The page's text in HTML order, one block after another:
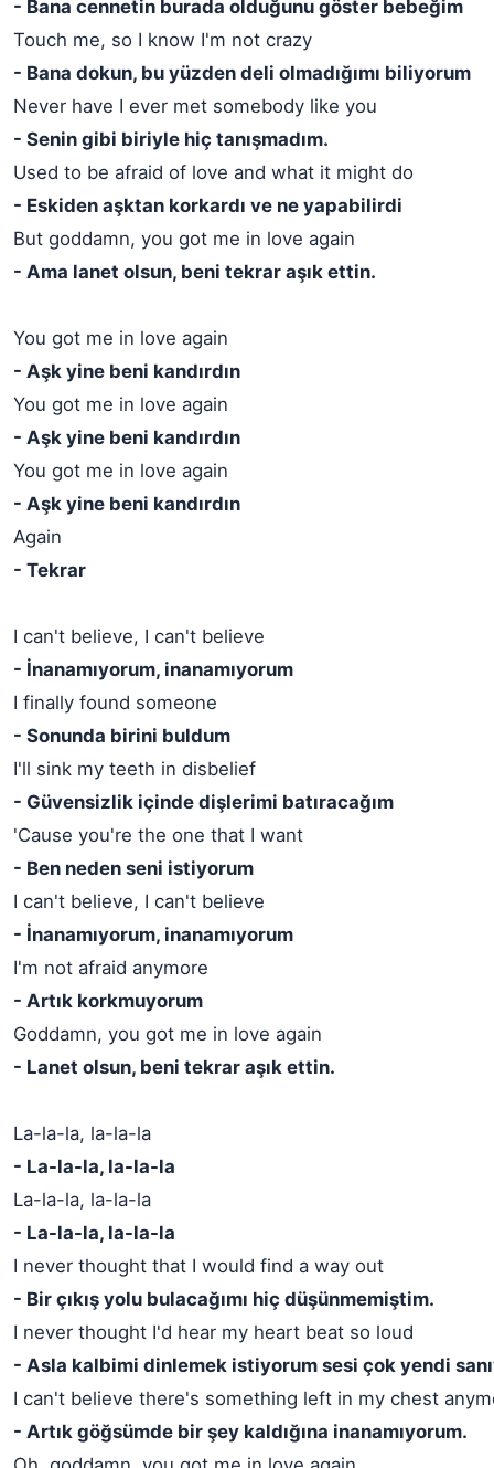
- Bana cennetin burada olduğunu göster bebeğim
Touch me, so I know I'm not crazy
- Bana dokun, bu yüzden deli olmadığımı biliyorum
Never have I ever met somebody like you
- Senin gibi biriyle hiç tanışmadım.
Used to be afraid of love and what it might do
- Eskiden aşktan korkardı ve ne yapabilirdi
But goddamn, you got me in love again
- Ama lanet olsun, beni tekrar aşık ettin.
You got me in love again
- Aşk yine beni kandırdın
You got me in love again
- Aşk yine beni kandırdın
You got me in love again
- Aşk yine beni kandırdın
Again
- Tekrar
I can't believe, I can't believe
- İnanamıyorum, inanamıyorum
I finally found someone
- Sonunda birini buldum
I'll sink my teeth in disbelief
- Güvensizlik içinde dişlerimi batıracağım
'Cause you're the one that I want
- Ben neden seni istiyorum
I can't believe, I can't believe
- İnanamıyorum, inanamıyorum
I'm not afraid anymore
- Artık korkmuyorum
Goddamn, you got me in love again
- Lanet olsun, beni tekrar aşık ettin.
La-la-la, la-la-la
- La-la-la, la-la-la
La-la-la, la-la-la
- La-la-la, la-la-la
I never thought that I would find a way out
- Bir çıkış yolu bulacağımı hiç düşünmemiştim.
I never thought I'd hear my heart beat so loud
- Asla kalbimi dinlemek istiyorum sesi çok yendi
I can't believe there's something left in my chest
- Artık göğsümde bir şey kaldığına inanamıyorum.